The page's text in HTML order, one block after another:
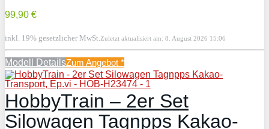
99,90 €
inkl. 19% gesetzlicher MwSt. Zuletzt aktualisiert am: 8. August 2026 15:06
Modell DetailsZum Angebot *
HobbyTrain – 2er Set
Silowagen Tagnpps Kakao-